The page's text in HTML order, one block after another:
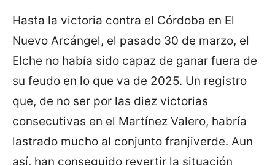
Hasta la victoria contra el Córdoba en El
Nuevo Arcángel, el pasado 30 de marzo, el
Elche no había sido capaz de ganar fuera de
su feudo en lo que va de 2025. Un registro
que, de no ser por las diez victorias
consecutivas en el Martínez Valero, habría
lastrado mucho al conjunto franjiverde. Aun
así, han conseguido revertir la situación